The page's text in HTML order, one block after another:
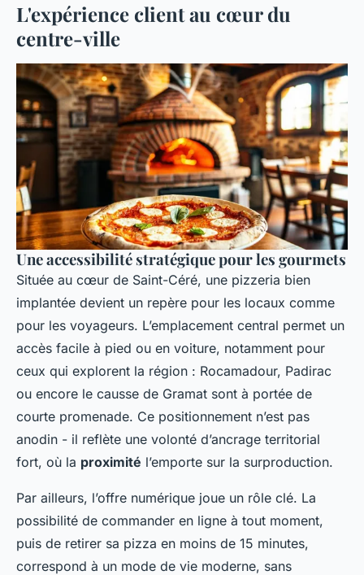
L'expérience client au cœur du
centre-ville
Une accessibilité stratégique pour les gourmets
Située au cœur de Saint-Céré, une pizzeria bien
implantée devient un repère pour les locaux comme
pour les voyageurs. L’emplacement central permet un
accès facile à pied ou en voiture, notamment pour
ceux qui explorent la région : Rocamadour, Padirac
ou encore le causse de Gramat sont à portée de
courte promenade. Ce positionnement n’est pas
anodin - il reflète une volonté d’ancrage territorial
fort, où la proximité l’emporte sur la surproduction.
Par ailleurs, l’offre numérique joue un rôle clé. La
possibilité de commander en ligne à tout moment,
puis de retirer sa pizza en moins de 15 minutes,
correspond à un mode de vie moderne, sans